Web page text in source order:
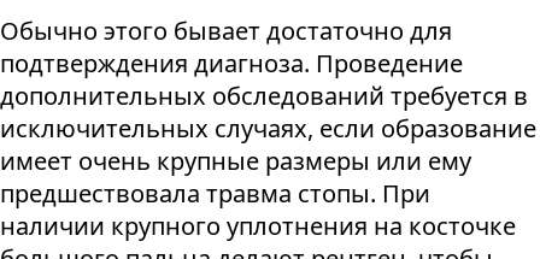
Обычно этого бывает достаточно для
подтверждения диагноза. Проведение
дополнительных обследований требуется в
исключительных случаях, если образование
имеет очень крупные размеры или ему
предшествовала травма стопы. При
наличии крупного уплотнения на косточке